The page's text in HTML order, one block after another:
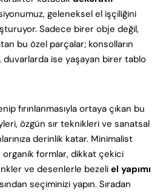
geleneksel el işçiliğini
Sadece birer obje değil,
bu özel parçalar; konsolların
duvarlarda ise yaşayan birer tablo
fırınlanmasıyla ortaya çıkan bu
özgün sır teknikleri ve sanatsal
derinlik katar. Minimalist
formlar, dikkat çekici
ve desenlerle bezeli el yapımı
seçiminizi yapın. Sıradan